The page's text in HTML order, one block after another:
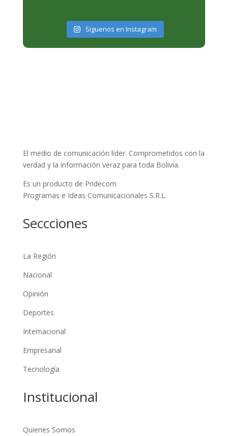
Siguenos en Instagram
El medio de comunicación líder. Comprometidos con la
verdad y la información veraz para toda Bolivia.
Es un producto de Pridecom
Programas e Ideas Comunicacionales S.R.L.
Seccciones
La Región
Nacional
Opinión
Deportes
Internacional
Empresarial
Tecnología
Institucional
Quienes Somos